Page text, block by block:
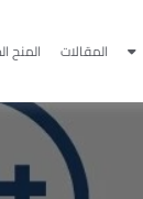
المقالات المنح